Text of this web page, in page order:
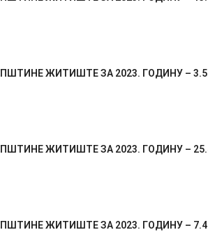
ЖИТИШТЕ ЗА 2023. ГОДИНУ –
ЖИТИШТЕ ЗА 2023. ГОДИНУ –
ЖИТИШТЕ ЗА 2023. ГОДИНУ –